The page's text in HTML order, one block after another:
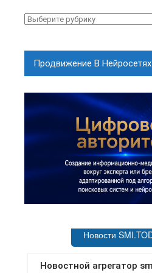
Рубрики
Продвижение В Нейросетях